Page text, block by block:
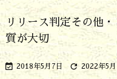
リリース判定その他
質が大切
 2018年5月7日  2022年5